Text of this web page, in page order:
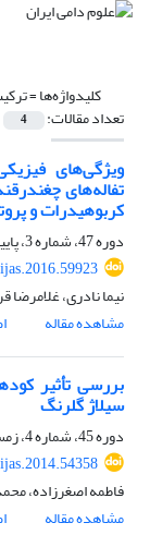
کلیدواژه‌ها =
تعداد مقالات: 4
ویژگی‌های
تفاله‌های
کربوهیدرات و
دوره 47، شماره 3، پاییز 1395، صفحه
نیما نادری،
مشاهده مقاله
بررسی تأثیر
سیلاژ گلرنگ
دوره 45، شماره 4، زمستان 1393، صفحه
فاطمه اصغرزاده،
مشاهده مقاله